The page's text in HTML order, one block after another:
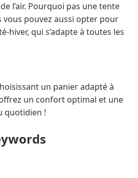
l’air. Pourquoi pas une tente
vous pouvez aussi opter pour
hiver, qui s’adapte à toutes les
un panier adapté à
un confort optimal et une
quotidien !